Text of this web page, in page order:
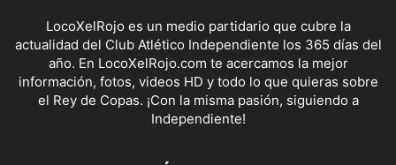
LocoXelRojo es un medio partidario que cubre la
actualidad del Club Atlético Independiente los 365 días del
año. En LocoXelRojo.com te acercamos la mejor
información, fotos, videos HD y todo lo que quieras sobre
el Rey de Copas. ¡Con la misma pasión, siguiendo a
Independiente!